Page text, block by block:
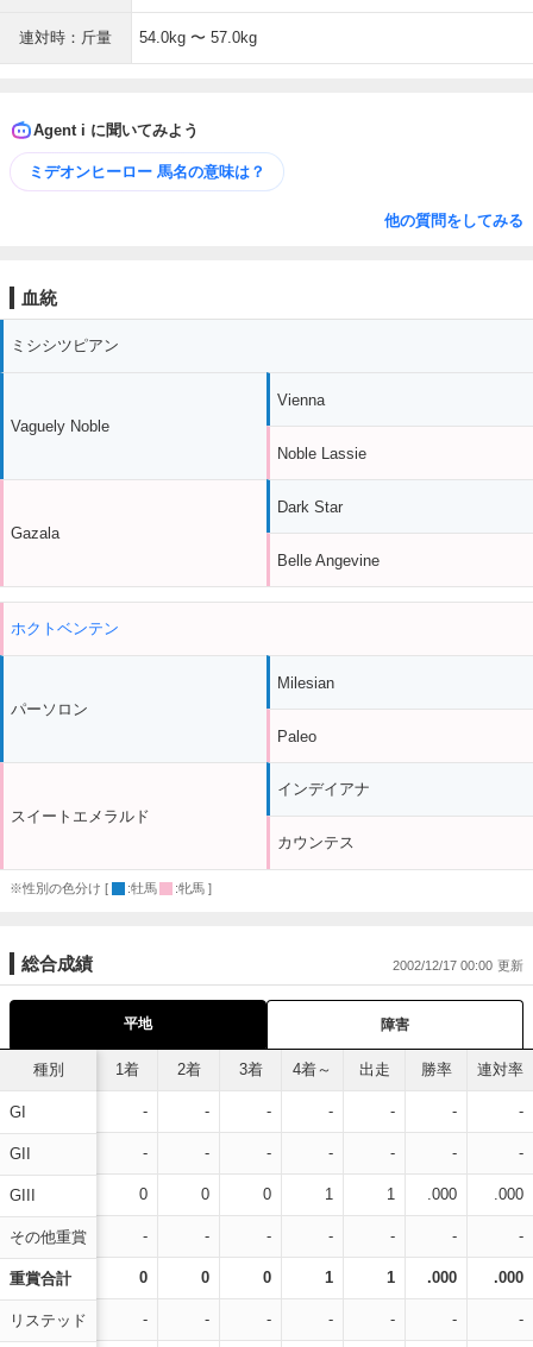
連対時：斤量 54.0kg 〜 57.0kg
Agent i に聞いてみよう
ミデオンヒーロー 馬名の意味は？
他の質問をしてみる
血統
ミシシツピアン
Vaguely Noble
Gazala
Vienna
Noble Lassie
Dark Star
Belle Angevine
ホクトベンテン
パーソロン
スイートエメラルド
Milesian
Paleo
インデイアナ
カウンテス
※性別の色分け [ :牡馬 :牝馬 ]
総合成績 2002/12/17 00:00
平地 障害
種別
GI
GII
GIII
その他重賞
重賞合計
リステッド
1着 2着 3着 4着～ 出走 勝率 連対率
- - - - - - -
- - - - - - -
0 0 0 1 1 .000 .000
- - - - - - -
0 0 0 1 1 .000 .000
- - - - - - -